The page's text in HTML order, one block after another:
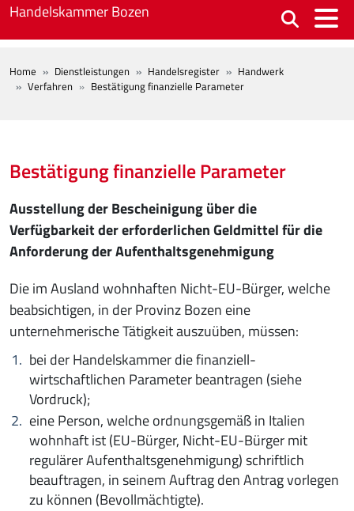
Skip to main content
Handelskammer Bozen
BREADCRUMB
Home Dienstleistungen Handelsregister
Handwerk
Verfahren
Bestätigung finanzielle Parameter
Bestätigung finanzielle Parameter
Ausstellung der Bescheinigung über die
Verfügbarkeit der erforderlichen Geldmittel für die
Anforderung der Aufenthaltsgenehmigung
Die im Ausland wohnhaften Nicht-EU-Bürger, welche
beabsichtigen, in der Provinz Bozen eine
unternehmerische Tätigkeit auszuüben, müssen:
bei der Handelskammer die finanziell-
wirtschaftlichen Parameter beantragen (siehe
Vordruck);
eine Person, welche ordnungsgemäß in Italien
wohnhaft ist (EU-Bürger, Nicht-EU-Bürger mit
regulärer Aufenthaltsgenehmigung) schriftlich
beauftragen, in seinem Auftrag den Antrag vorlegen
zu können (Bevollmächtigte).